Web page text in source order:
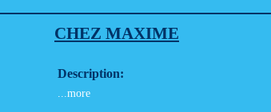
CHEZ MAXIME
Description:
...more